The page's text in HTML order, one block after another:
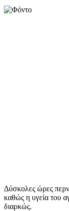
Δύσκολες ώρες
καθώς η υγεία του
διαρκώς.